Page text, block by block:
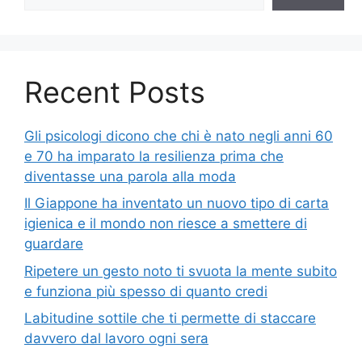
Recent Posts
Gli psicologi dicono che chi è nato negli anni 60
e 70 ha imparato la resilienza prima che
diventasse una parola alla moda
Il Giappone ha inventato un nuovo tipo di carta
igienica e il mondo non riesce a smettere di
guardare
Ripetere un gesto noto ti svuota la mente subito
e funziona più spesso di quanto credi
Labitudine sottile che ti permette di staccare
davvero dal lavoro ogni sera